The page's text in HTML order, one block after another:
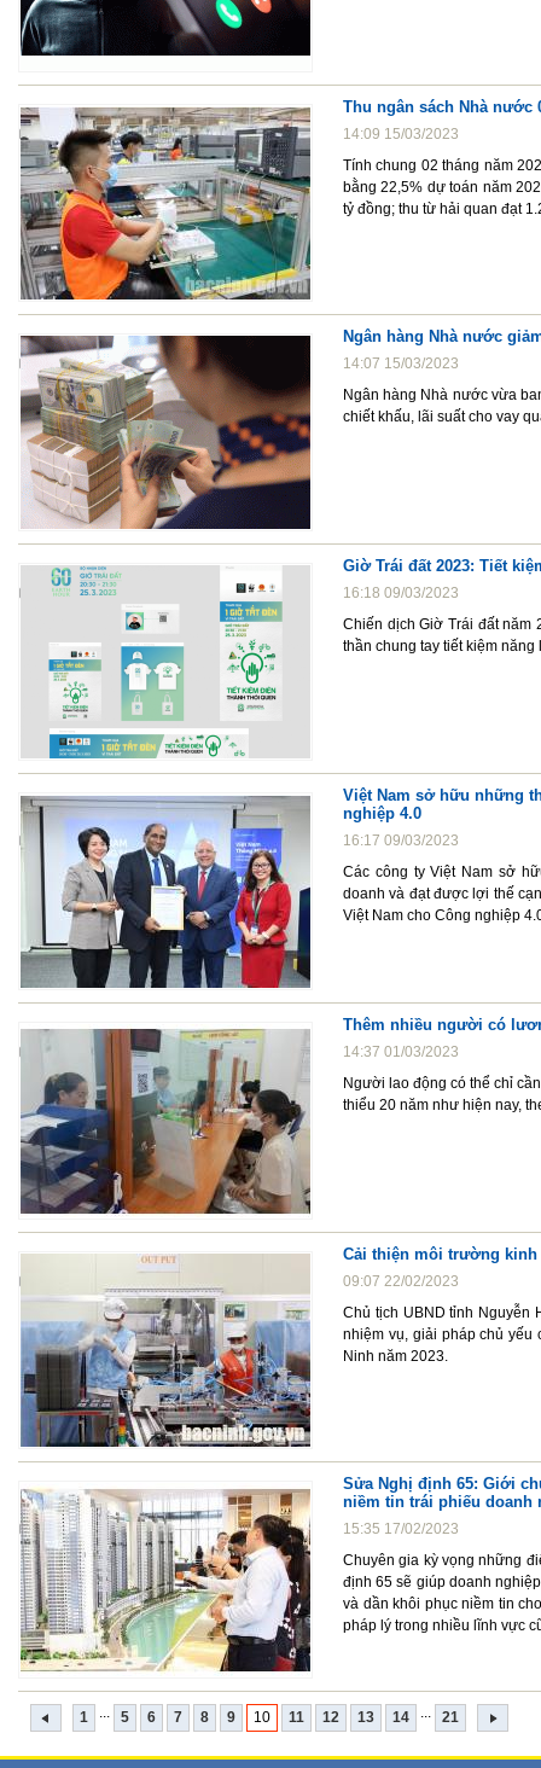
Thu ngân sách Nhà nước
14:09 15/03/2023
Tính chung 02 tháng năm
bằng 22,5% dự toán năm
tỷ đồng; thu từ hải quan đạt
Ngân hàng Nhà nước
14:07 15/03/2023
Ngân hàng Nhà nước vừa
chiết khấu, lãi suất cho vay
Giờ Trái đất 2023: Tiết
16:18 09/03/2023
Chiến dịch Giờ Trái đất năm
thần chung tay tiết kiệm
Việt Nam sở hữu những
nghiệp 4.0
16:17 09/03/2023
Các công ty Việt Nam sở
doanh và đạt được lợi thế
Việt Nam cho Công nghiệp
Thêm nhiều người có
14:37 01/03/2023
Người lao động có thể chỉ
thiểu 20 năm như hiện nay,
Cải thiện môi trường
09:07 22/02/2023
Chủ tịch UBND tỉnh Nguyễn
nhiệm vụ, giải pháp chủ yếu
Ninh năm 2023.
Sửa Nghị định 65: Giới
niềm tin trái phiếu doanh
15:35 17/02/2023
Chuyên gia kỳ vọng những
định 65 sẽ giúp doanh
và dần khôi phục niềm tin
pháp lý trong nhiều lĩnh vực
1 ... 5 6 7 8 9 10 11 12 13 14 ... 21